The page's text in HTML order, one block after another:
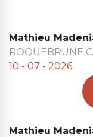
Mathieu
ROQUEBRUNE
10 - 07 - 2026
Mathieu